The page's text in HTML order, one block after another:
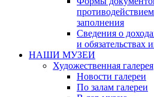
заполнения
Сведения о
и обязательствах
НАШИ МУЗЕИ
Художественная галерея
Новости галереи
По залам галереи